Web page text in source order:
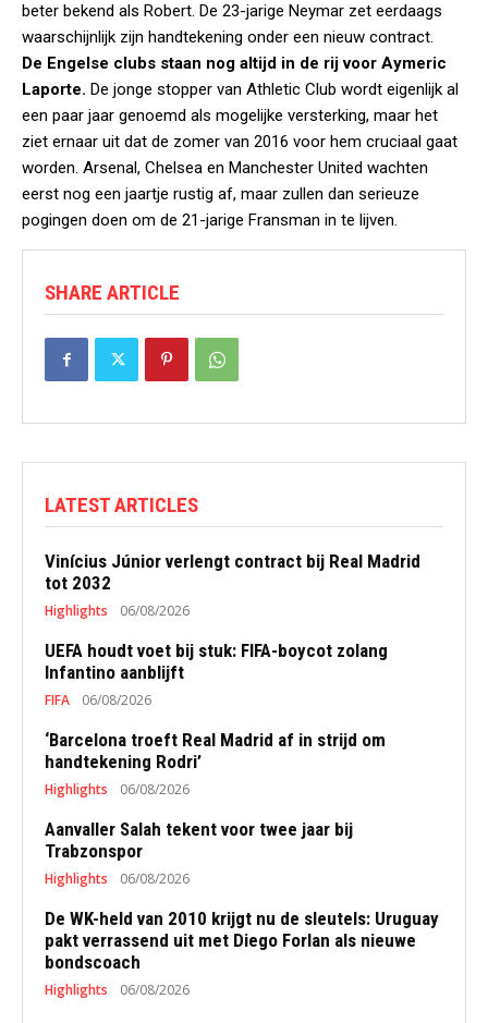
beter bekend als Robert. De 23-jarige Neymar zet eerdaags
waarschijnlijk zijn handtekening onder een nieuw contract.
De Engelse clubs staan nog altijd in de rij voor Aymeric
Laporte. De jonge stopper van Athletic Club wordt eigenlijk al
een paar jaar genoemd als mogelijke versterking, maar het
ziet ernaar uit dat de zomer van 2016 voor hem cruciaal gaat
worden. Arsenal, Chelsea en Manchester United wachten
eerst nog een jaartje rustig af, maar zullen dan serieuze
pogingen doen om de 21-jarige Fransman in te lijven.
SHARE ARTICLE
LATEST ARTICLES
Vinícius Júnior verlengt contract bij Real Madrid
tot 2032
Highlights 06/08/2026
UEFA houdt voet bij stuk: FIFA-boycot zolang
Infantino aanblijft
FIFA 06/08/2026
‘Barcelona troeft Real Madrid af in strijd om
handtekening Rodri’
Highlights 06/08/2026
Aanvaller Salah tekent voor twee jaar bij
Trabzonspor
Highlights 06/08/2026
De WK-held van 2010 krijgt nu de sleutels: Uruguay
pakt verrassend uit met Diego Forlan als nieuwe
bondscoach
Highlights 06/08/2026